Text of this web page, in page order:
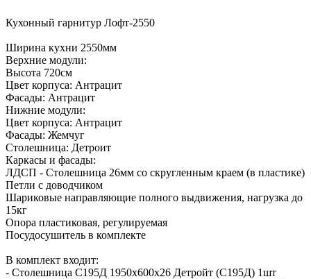
Кухонный гарнитур Лофт-2550
Ширина кухни 2550мм
Верхние модули:
Высота 720см
Цвет корпуса: Антрацит
Фасады: Антрацит
Нижние модули:
Цвет корпуса: Антрацит
Фасады: Жемчуг
Столешница: Детроит
Каркасы и фасады:
ЛДСП - Столешница 26мм со скругленным краем (в пластике)
Петли с доводчиком
Шариковые направляющие полного выдвижения, нагрузка до
15кг
Опора пластиковая, регулируемая
Посудосушитель в комплекте
В комплект входит:
- Столешница С195Д 1950х600х26 Детройт (С195Д) 1шт